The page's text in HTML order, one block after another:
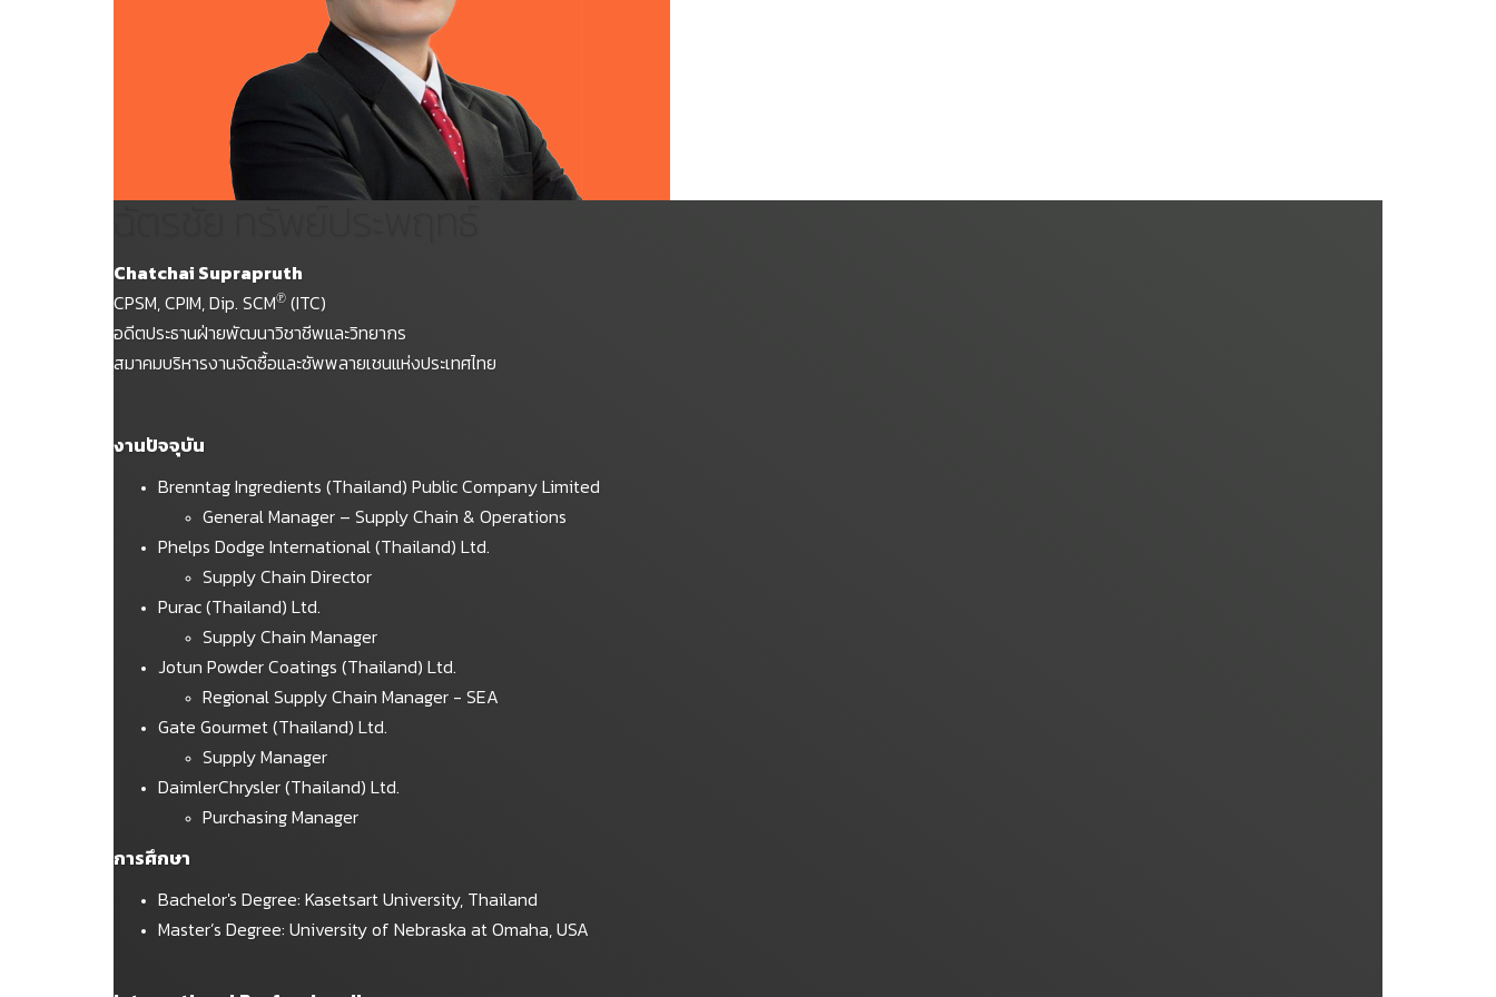
Chatchai Suprapruth
CPSM, CPIM, Dip. SCM℗ (ITC)
อดีตประธานฝ่ายพัฒนาวิชาชีพและวิทยากร
สมาคมบริหารงานจัดซื้อและซัพพลายเชนแห่งประเทศไทย
งานปัจจุบัน
Brenntag Ingredients (Thailand) Public Company Limited
General Manager – Supply Chain & Operations
Phelps Dodge International (Thailand) Ltd.
Supply Chain Director
Purac (Thailand) Ltd.
Supply Chain Manager
Jotun Powder Coatings (Thailand) Ltd.
Regional Supply Chain Manager - SEA
Gate Gourmet (Thailand) Ltd.
Supply Manager
DaimlerChrysler (Thailand) Ltd.
Purchasing Manager
การศึกษา
Bachelor's Degree: Kasetsart University, Thailand
Master’s Degree: University of Nebraska at Omaha, USA